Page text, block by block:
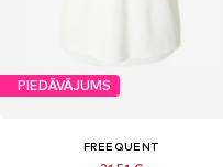
PIEDĀVĀJUMS
FREEQUENT